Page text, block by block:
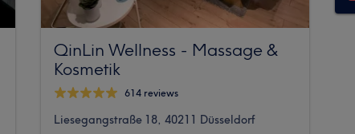
QinLin Wellness - Massage &
Kosmetik
614 reviews
Liesegangstraße 18, 40211 Düsseldorf